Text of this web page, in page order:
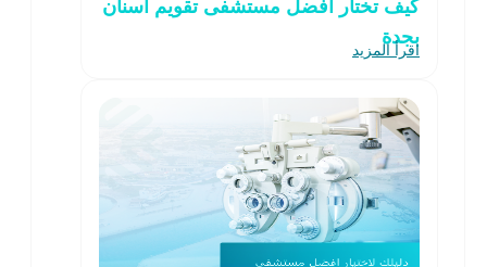
كيف تختار افضل مستشفى تقويم اسنان
بجدة
اقرأ المزيد